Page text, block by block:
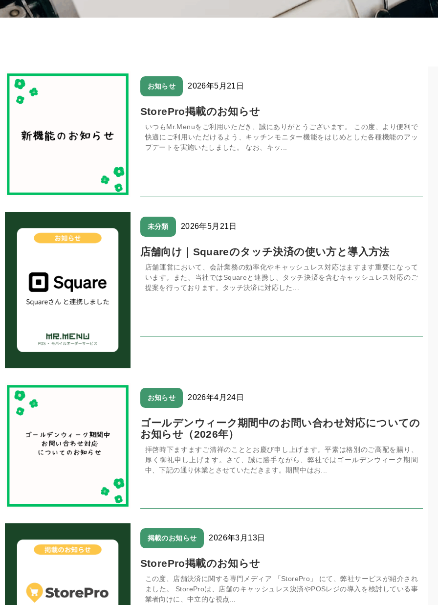
お知らせ 2026年5月21日
StorePro掲載のお知らせ
いつもMr.Menuをご利用いただき、誠にありがとうございます。 この度、より便利で
快適にご利用いただけるよう、キッチンモニター機能をはじめとした各種機能のアッ
プデートを実施いたしました。 なお、キッ...
未分類 2026年5月21日
店舗向け｜Squareのタッチ決済の使い方と導入方法
店舗運営において、会計業務の効率化やキャッシュレス対応はますます重要になって
います。また、当社ではSquareと連携し、タッチ決済を含むキャッシュレス対応のご
提案を行っております。タッチ決済に対応した...
お知らせ 2026年4月24日
ゴールデンウィーク期間中のお問い合わせ対応についての
お知らせ（2026年）
拝啓時下ますますご清祥のこととお慶び申し上げます。平素は格別のご高配を賜り、
厚く御礼申し上げます。さて、誠に勝手ながら、弊社ではゴールデンウィーク期間
中、下記の通り休業とさせていただきます。期間中はお...
掲載のお知らせ 2026年3月13日
StorePro掲載のお知らせ
この度、店舗決済に関する専門メディア 「StorePro」 にて、弊社サービスが紹介され
ました。 StoreProは、店舗のキャッシュレス決済やPOSレジの導入を検討している事
業者向けに、中立的な視点...